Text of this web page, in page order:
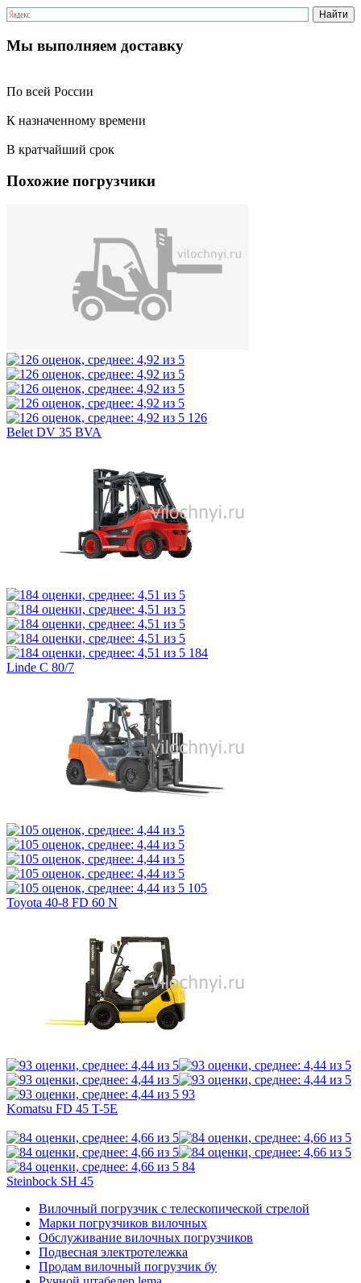
Мы выполняем доставку
По всей России
К назначенному времени
В кратчайший срок
Похожие погрузчики
126
Belet DV 35 BVA
184
Linde C 80/7
105
Toyota 40-8 FD 60 N
93
Komatsu FD 45 T-5E
84
Steinbock SH 45
Вилочный погрузчик с телескопической стрелой
Марки погрузчиков вилочных
Обслуживание вилочных погрузчиков
Подвесная электротележка
Продам вилочный погрузчик бу